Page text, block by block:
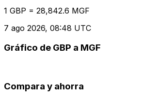
1 GBP = 28,842.6 MGF
7 ago 2026, 08:48 UTC
Gráfico de GBP a MGF
Compara y ahorra